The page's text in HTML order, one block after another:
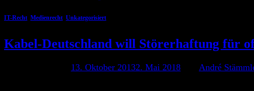
IT-Recht Medienrecht Unkategorisiert
Kabel-Deutschland will Störerhaftung für
13. Oktober 20132. Mai 2018
André